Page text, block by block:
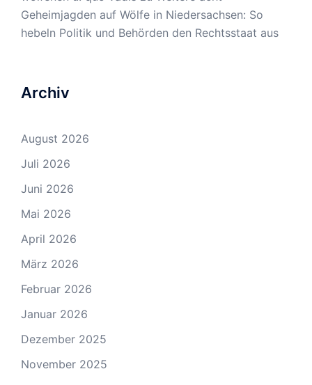
Geheimjagden auf Wölfe in Niedersachsen: So
hebeln Politik und Behörden den Rechtsstaat aus
Archiv
August 2026
Juli 2026
Juni 2026
Mai 2026
April 2026
März 2026
Februar 2026
Januar 2026
Dezember 2025
November 2025